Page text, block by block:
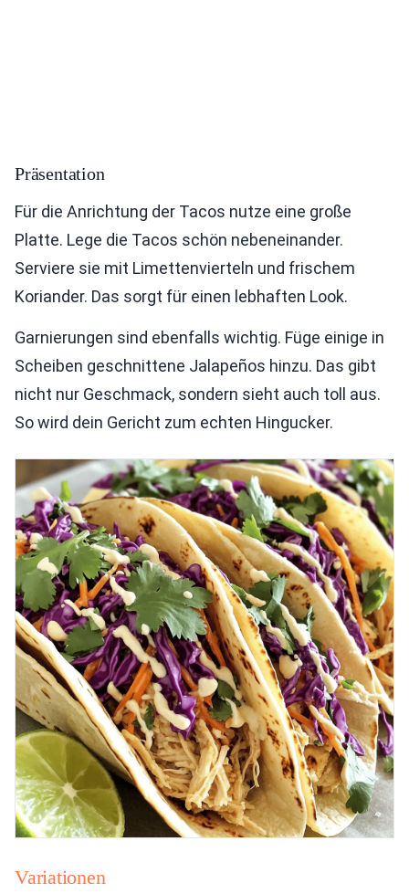
Präsentation
Für die Anrichtung der Tacos nutze eine große
Platte. Lege die Tacos schön nebeneinander.
Serviere sie mit Limettenvierteln und frischem
Koriander. Das sorgt für einen lebhaften Look.
Garnierungen sind ebenfalls wichtig. Füge einige in
Scheiben geschnittene Jalapeños hinzu. Das gibt
nicht nur Geschmack, sondern sieht auch toll aus.
So wird dein Gericht zum echten Hingucker.
Variationen